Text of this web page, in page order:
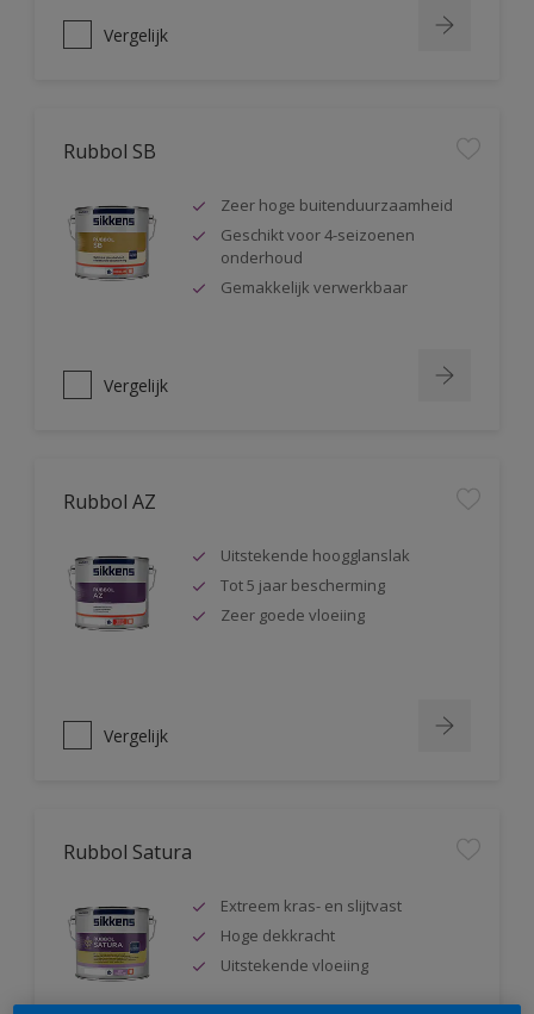
Vergelijk
Rubbol SB
Zeer hoge buitenduurzaamheid
Geschikt voor 4-seizoenen
onderhoud
Gemakkelijk verwerkbaar
Vergelijk
Rubbol AZ
Uitstekende hoogglanslak
Tot 5 jaar bescherming
Zeer goede vloeiing
Vergelijk
Rubbol Satura
Extreem kras- en slijtvast
Hoge dekkracht
Uitstekende vloeiing